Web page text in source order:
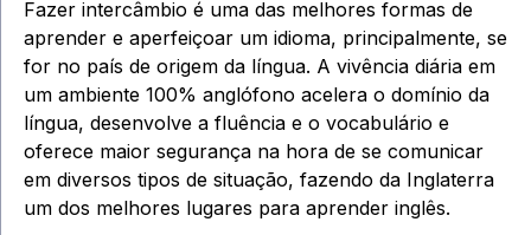
Fazer intercâmbio é uma das melhores formas de
aprender e aperfeiçoar um idioma, principalmente, se
for no país de origem da língua. A vivência diária em
um ambiente 100% anglófono acelera o domínio da
língua, desenvolve a fluência e o vocabulário e
oferece maior segurança na hora de se comunicar
em diversos tipos de situação, fazendo da Inglaterra
um dos melhores lugares para aprender inglês.